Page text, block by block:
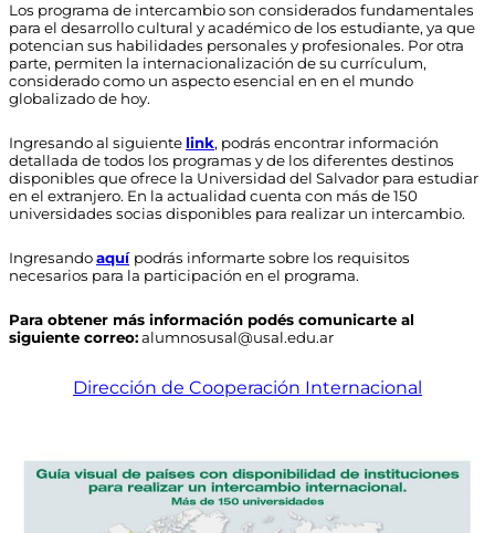
Los programa de intercambio son considerados fundamentales
para el desarrollo cultural y académico de los estudiante, ya que
potencian sus habilidades personales y profesionales. Por otra
parte, permiten la internacionalización de su currículum,
considerado como un aspecto esencial en en el mundo
globalizado de hoy.
Ingresando al siguiente link, podrás encontrar información
detallada de todos los programas y de los diferentes destinos
disponibles que ofrece la Universidad del Salvador para estudiar
en el extranjero. En la actualidad cuenta con más de 150
universidades socias disponibles para realizar un intercambio.
Ingresandoaquí podrás informarte sobre los requisitos
necesarios para la participación en el programa.
Para obtener más información podés comunicarte al
siguiente correo:alumnosusal@usal.edu.ar
Dirección de Cooperación Internacional